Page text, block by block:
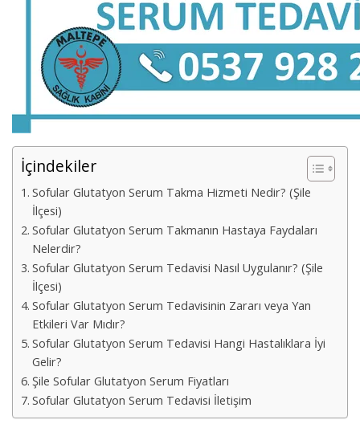
İçindekiler
Sofular Glutatyon Serum Takma Hizmeti Nedir? (Şile
İlçesi)
Sofular Glutatyon Serum Takmanın Hastaya Faydaları
Nelerdir?
Sofular Glutatyon Serum Tedavisi Nasıl Uygulanır? (Şile
İlçesi)
Sofular Glutatyon Serum Tedavisinin Zararı veya Yan
Etkileri Var Mıdır?
Sofular Glutatyon Serum Tedavisi Hangi Hastalıklara İyi
Gelir?
Şile Sofular Glutatyon Serum Fiyatları
Sofular Glutatyon Serum Tedavisi İletişim